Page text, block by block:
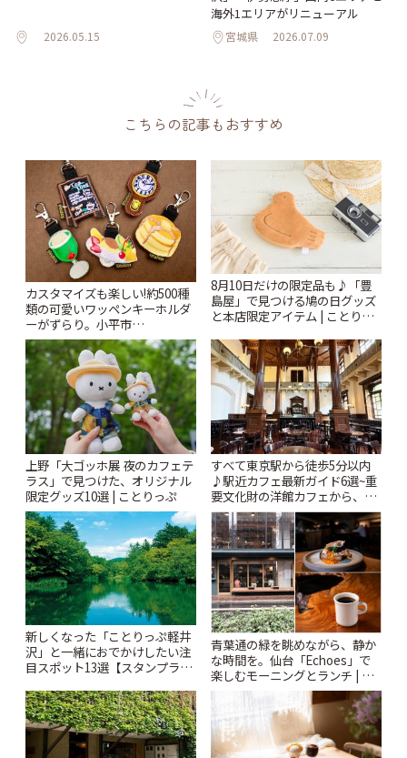
2026.05.15
海外1エリアがリニューアル
宮城県 2026.07.09
こちらの記事もおすすめ
カスタマイズも楽しい!約500種
類の可愛いワッペンキーホルダ
ーがずらり。小平市
「Kimamaya T&K」 | ことりっ
ぷ
8月10日だけの限定品も♪「豊
島屋」で見つける鳩の日グッズ
と本店限定アイテム | ことりっ
上野「大ゴッホ展 夜のカフェテ
ラス」で見つけた、オリジナル
限定グッズ10選 | ことりっぷ
すべて東京駅から徒歩5分以内
♪駅近カフェ最新ガイド6選~重
要文化財の洋館カフェから、改
札すぐのレトロ喫茶まで~ | こと
りっぷ
新しくなった「ことりっぷ軽井
沢」と一緒におでかけしたい注
目スポット13選【スタンプラリ
青葉通の緑を眺めながら、静か
な時間を。仙台「Echoes」で
楽しむモーニングとランチ | こ
とりっぷ